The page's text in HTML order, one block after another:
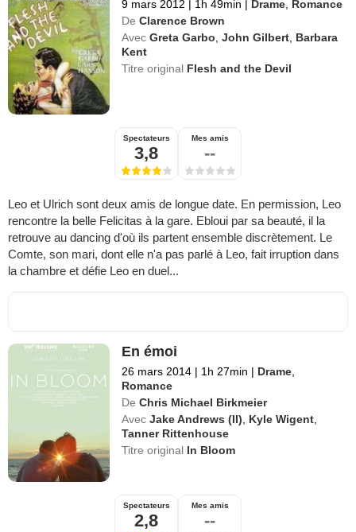
9 mars 2012 | 1h 49min | Drame Romance
De Clarence Brown
Avec Greta Garbo ,John Gilbert Barbara
Kent
Titre original Flesh and the Devil
Spectateurs
3,8
Mes amis
--
Leo et Ulrich sont deux amis de longue date. En permission, Leo
rencontre la belle Felicitas à la gare. Ebloui par sa beauté, il la
retrouve au dancing d'où ils partent ensemble discrètement. Le
Comte, son mari, dont elle n'a pas parlé à Leo, fait irruption dans
la chambre et défie Leo en duel...
En émoi
26 mars 2014 | 1h 27min | Drame
Romance
De Chris Michael Birkmeier
Avec Jake Andrews (II) Kyle Wigent
Tanner Rittenhouse
Titre original In Bloom
Spectateurs
2,8
Mes amis
--